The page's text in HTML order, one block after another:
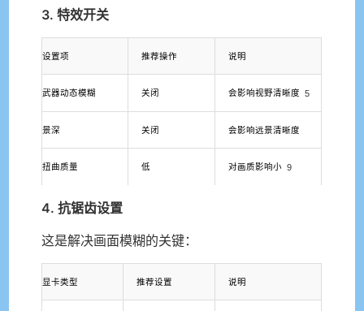
3. 特效开关
设置项 推荐操作 说明
武器动态模糊 关闭 会影响视野清晰度 5
景深 关闭 会影响远景清晰度
扭曲质量 低 对画质影响小 9
4. 抗锯齿设置
这是解决画面模糊的关键：
显卡类型 推荐设置 说明